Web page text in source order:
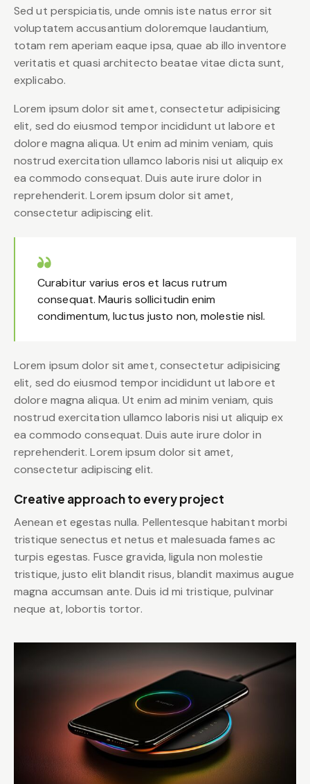
Sed ut perspiciatis, unde omnis iste natus error sit
voluptatem accusantium doloremque laudantium,
totam rem aperiam eaque ipsa, quae ab illo inventore
veritatis et quasi architecto beatae vitae dicta sunt,
explicabo.
Lorem ipsum dolor sit amet, consectetur adipisicing
elit, sed do eiusmod tempor incididunt ut labore et
dolore magna aliqua. Ut enim ad minim veniam, quis
nostrud exercitation ullamco laboris nisi ut aliquip ex
ea commodo consequat. Duis aute irure dolor in
reprehenderit. Lorem ipsum dolor sit amet,
consectetur adipiscing elit.
Curabitur varius eros et lacus rutrum
consequat. Mauris sollicitudin enim
condimentum, luctus justo non, molestie nisl.
Lorem ipsum dolor sit amet, consectetur adipisicing
elit, sed do eiusmod tempor incididunt ut labore et
dolore magna aliqua. Ut enim ad minim veniam, quis
nostrud exercitation ullamco laboris nisi ut aliquip ex
ea commodo consequat. Duis aute irure dolor in
reprehenderit. Lorem ipsum dolor sit amet,
consectetur adipiscing elit.
Creative approach to every project
Aenean et egestas nulla. Pellentesque habitant morbi
tristique senectus et netus et malesuada fames ac
turpis egestas. Fusce gravida, ligula non molestie
tristique, justo elit blandit risus, blandit maximus augue
magna accumsan ante. Duis id mi tristique, pulvinar
neque at, lobortis tortor.